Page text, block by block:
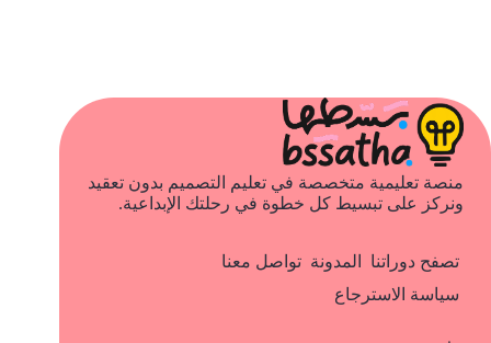
منصة تعليمية متخصصة في تعليم التصميم بدون تعقيد
ونركز على تبسيط كل خطوة في رحلتك الإبداعية.
تصفح دوراتنا المدونة تواصل معنا
سياسة الاسترجاع